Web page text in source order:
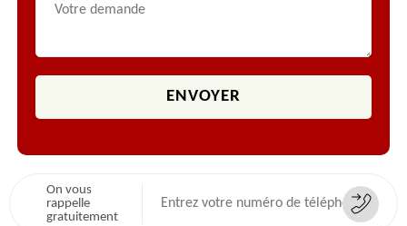
On vous
rappelle
gratuitement